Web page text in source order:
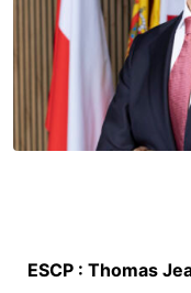
ESCP : Thomas